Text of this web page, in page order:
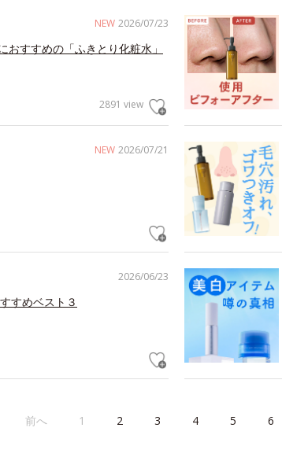
NEW 2026/07/23
すすめの「ふきとり化粧水」
2891 view
NEW 2026/07/21
2026/06/23
すめベスト３
前へ 1 2 3 4 5 6